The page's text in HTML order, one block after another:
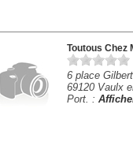
Toutous Chez
6 place
69120 Vaulx
Port. :